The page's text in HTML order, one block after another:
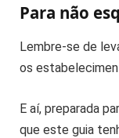
Para não
Lembre-se de
os
E aí, preparada
que este guia